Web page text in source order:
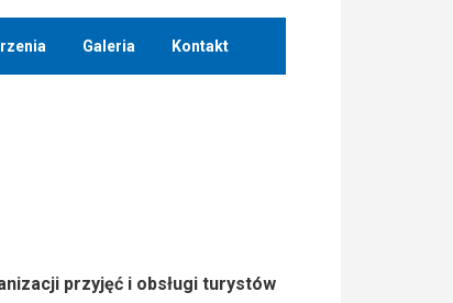
Galeria Kontakt
przyjęć i obsługi turystów